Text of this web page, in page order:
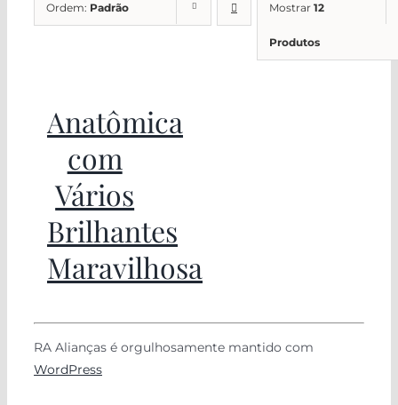
Ordem: Padrão Mostrar 12
Produtos
Anatômica
com
Vários
Brilhantes
Maravilhosa
RA Alianças é orgulhosamente mantido com
WordPress